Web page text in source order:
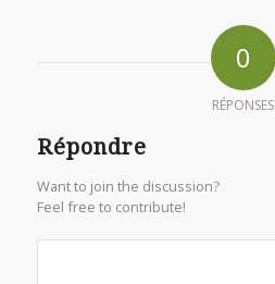
0
RÉPONSES
Répondre
Want to join the discussion?
Feel free to contribute!